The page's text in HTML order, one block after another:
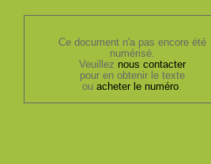
Ce document n'a pas encore été
numérisé.
Veuillez nous contacter
pour en obtenir le texte
ouacheter le numéro.